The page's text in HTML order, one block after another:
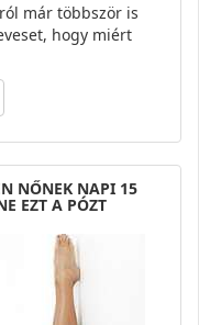
már többször is
hogy miért
NŐNEK NAPI 15
EZT A PÓZT